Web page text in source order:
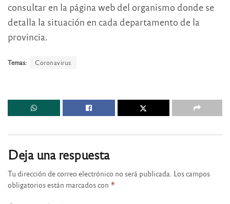
consultar en la página web del organismo donde se
detalla la situación en cada departamento de la
provincia.
Temas: Coronavirus
Deja una respuesta
Tu dirección de correo electrónico no será publicada. Los campos
obligatorios están marcados con *